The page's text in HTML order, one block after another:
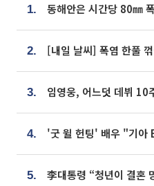
1.
2.
3.
4.
5.